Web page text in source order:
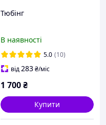
Тюбінг
В наявності
5.0 (10)
від283₴/міс
1 700₴
Купити